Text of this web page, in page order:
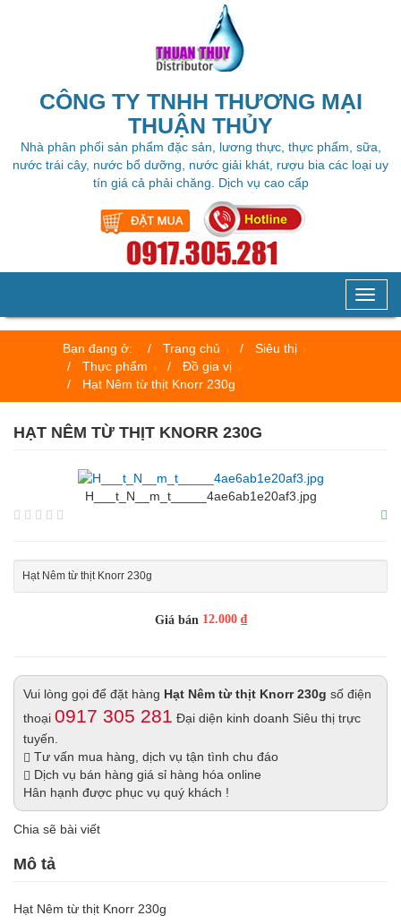
CÔNG TY TNHH THƯƠNG MẠI
THUẬN THỦY
Nhà phân phối sản phẩm đặc sản, lương thực, thực phẩm, sữa,
nước trái cây, nước bổ dưỡng, nước giải khát, rượu bia các loại uy
tín giá cả phải chăng. Dịch vụ cao cấp
Bạn đang ở:
Trang chủ
Siêu thị
Thực phẩm
Đồ gia vị
Hạt Nêm từ thịt Knorr 230g
HẠT NÊM TỪ THỊT KNORR 230G
H___t_N__m_t_____4ae6ab1e20af3.jpg
Hạt Nêm từ thịt Knorr 230g
Giá bán 12.000 ₫
Vui lòng gọi để đặt hàng Hạt Nêm từ thịt Knorr 230g số điện
thoại 0917 305 281 Đại diện kinh doanh Siêu thị trực
tuyến.
Tư vấn mua hàng, dịch vụ tận tình chu đáo
Dịch vụ bán hàng giá sỉ hàng hóa online
Hân hạnh được phục vụ quý khách !
Chia sẽ bài viết
Mô tả
Hạt Nêm từ thịt Knorr 230g